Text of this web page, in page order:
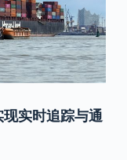
实时追踪与通